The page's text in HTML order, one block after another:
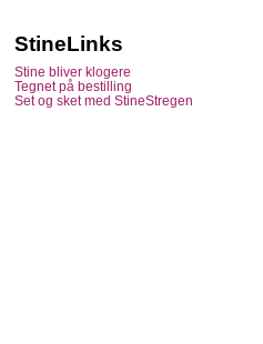
StineLinks
Stine bliver klogere
Tegnet på bestilling
Set og sket med StineStregen